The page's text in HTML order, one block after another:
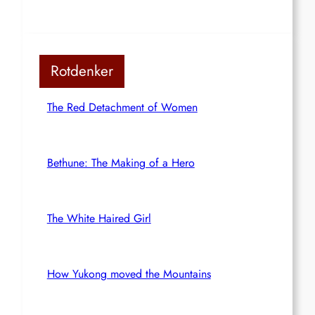
Rotdenker
The Red Detachment of Women
Bethune: The Making of a Hero
The White Haired Girl
How Yukong moved the Mountains